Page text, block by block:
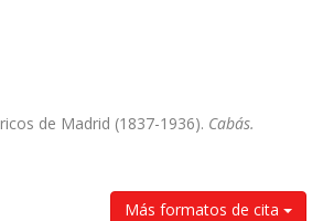
de Madrid (1837-1936). Cabás.
Más formatos de cita